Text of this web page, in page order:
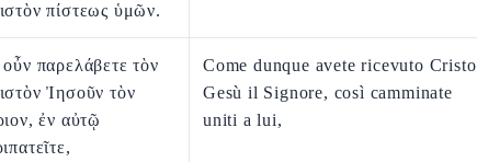
πίστεως ὑμῶν.
παρελάβετε τὸν
Ἰησοῦν τὸν
ἐν αὐτῷ
Come dunque avete ricevuto Cristo
Gesù il Signore, così camminate
uniti a lui,